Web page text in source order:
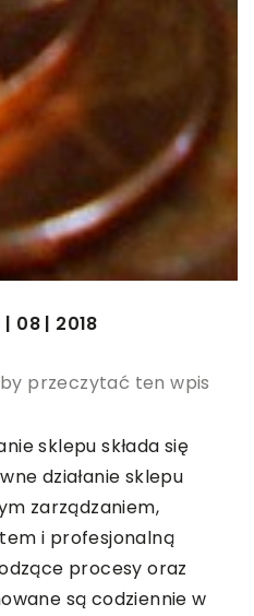
| 08 | 2018
przeczytać ten wpis
sklepu składa się
działanie sklepu
zarządzaniem,
i profesjonalną
procesy oraz
są codziennie w